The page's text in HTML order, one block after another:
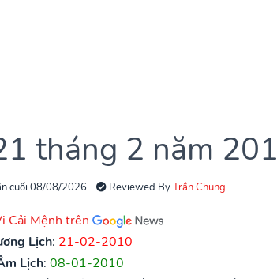
tháng 2 năm
cuối 08/08/2026 Reviewed ByTrần Chung
Cải Mệnh trên
Lịch: 21-02-2010
Lịch: 08-01-2010